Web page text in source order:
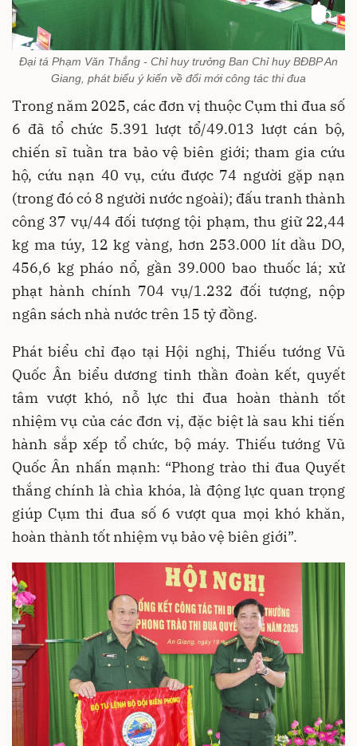
Đại tá Phạm Văn Thắng - Chỉ huy trưởng Ban Chỉ huy BĐBP An
Giang, phát biểu ý kiến về đổi mới công tác thi đua
Trong năm 2025, các đơn vị thuộc Cụm thi đua số
6 đã tổ chức 5.391 lượt tổ/49.013 lượt cán bộ,
chiến sĩ tuần tra bảo vệ biên giới; tham gia cứu
hộ, cứu nạn 40 vụ, cứu được 74 người gặp nạn
(trong đó có 8 người nước ngoài); đấu tranh thành
công 37 vụ/44 đối tượng tội phạm, thu giữ 22,44
kg ma túy, 12 kg vàng, hơn 253.000 lít dầu DO,
456,6 kg pháo nổ, gần 39.000 bao thuốc lá; xử
phạt hành chính 704 vụ/1.232 đối tượng, nộp
ngân sách nhà nước trên 15 tỷ đồng.
Phát biểu chỉ đạo tại Hội nghị, Thiếu tướng Vũ
Quốc Ân biểu dương tinh thần đoàn kết, quyết
tâm vượt khó, nỗ lực thi đua hoàn thành tốt
nhiệm vụ của các đơn vị, đặc biệt là sau khi tiến
hành sắp xếp tổ chức, bộ máy. Thiếu tướng Vũ
Quốc Ân nhấn mạnh: “Phong trào thi đua Quyết
thắng chính là chìa khóa, là động lực quan trọng
giúp Cụm thi đua số 6 vượt qua mọi khó khăn,
hoàn thành tốt nhiệm vụ bảo vệ biên giới”.